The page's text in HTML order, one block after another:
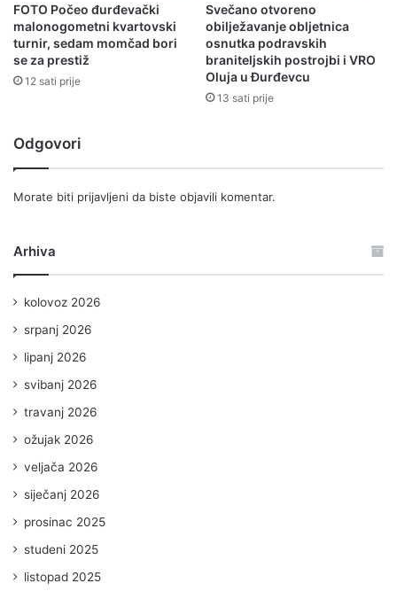
FOTO Počeo đurđevački
malonogometni kvartovski
turnir, sedam momčad bori
se za prestiž
12 sati prije
Svečano otvoreno
obilježavanje obljetnica
osnutka podravskih
braniteljskih postrojbi i VRO
Oluja u Đurđevcu
13 sati prije
Odgovori
Morate biti prijavljeni da biste objavili komentar.
Arhiva
kolovoz 2026
srpanj 2026
lipanj 2026
svibanj 2026
travanj 2026
ožujak 2026
veljača 2026
siječanj 2026
prosinac 2025
studeni 2025
listopad 2025